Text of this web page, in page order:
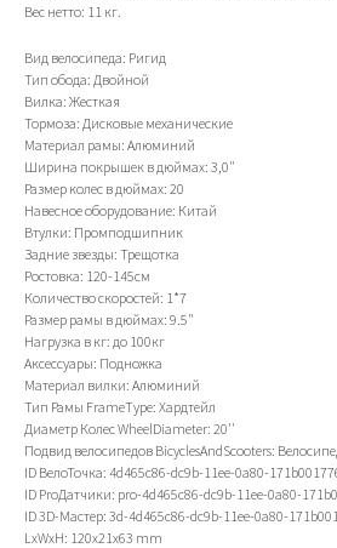
Вес нетто: 11 кг.
Вид велосипеда: Ригид
Тип обода: Двойной
Вилка: Жесткая
Тормоза: Дисковые механические
Материал рамы: Алюминий
Ширина покрышек в дюймах: 3,0"
Размер колес в дюймах: 20
Навесное оборудование: Китай
Втулки: Промподшипник
Задние звезды: Трещотка
Ростовка: 120-145см
Количество скоростей: 1*7
Размер рамы в дюймах: 9.5"
Нагрузка в кг: до 100кг
Аксессуары: Подножка
Материал вилки: Алюминий
Тип Рамы FrameType: Хардтейл
Диаметр Колес WheelDiameter: 20''
Подвид велосипедов BicyclesAndScooters:
ID ВелоТочка: 4d465c86-dc9b-11ee-0a80-
ID ProДатчики: pro-4d465c86-dc9b-11ee-0a80-
ID 3D-Мастер: 3d-4d465c86-dc9b-11ee-0a80-
LxWxH: 120x21x63 mm
Клиентам
Доставка и оплата
Обмен и возврат
Гарантия
Политика
конфиденциальности
Договор оферы
Разработка сайта
Контакты
Адреса магазинов
+7(999)901-9000
info@veloto4ka.ru
Каталог
Велосипеды
Аксессуары
Генераторы
ИП Тихонов Дмитрий Юрьевич
322774600230367